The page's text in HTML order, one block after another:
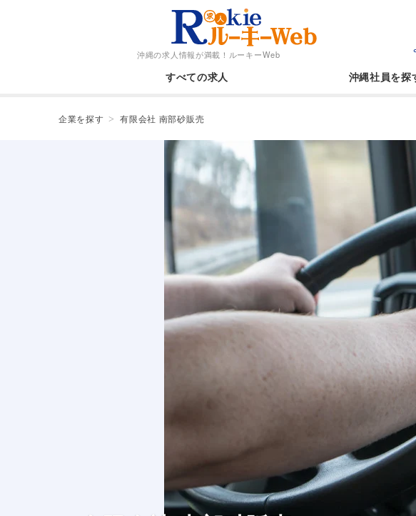
沖縄の求人情報が満載！ ルーキーWeb
すべての求人 沖縄社員
企業を探す 有限会社 南部砂販売